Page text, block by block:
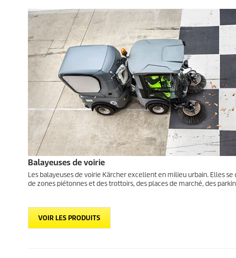
Balayeuses de voirie
Les balayeuses de voirie Kärcher excellent en milieu urbain. Elles
de zones piétonnes et des trottoirs, des places de marché, des
VOIR LES PRODUITS